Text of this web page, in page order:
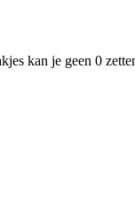
kan je geen 0